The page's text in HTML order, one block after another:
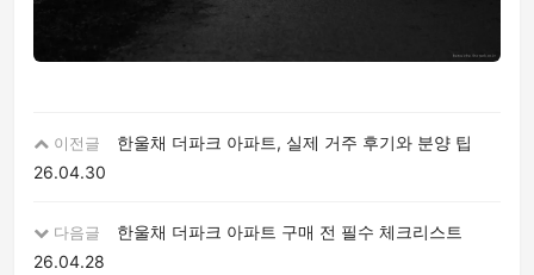
이전글
한울채 더파크 아파트, 실제 거주 후기와 분양 팁
26.04.30
다음글
한울채 더파크 아파트 구매 전 필수 체크리스트
26.04.28